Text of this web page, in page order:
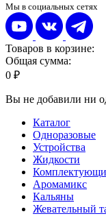
Мы в социальных сетях
Товаров в корзине:
Общая сумма:
0 ₽
Вы не добавили ни
Каталог
Одноразовые
Устройства
Жидкости
Аромамикс
Кальяны
Жевательный